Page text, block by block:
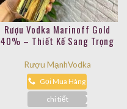
Rượu Vodka Marinoff Gold
40% – Thiết Kế Sang Trọng
Rượu MạnhVodka
Gọi Mua Hàng
chi tiết